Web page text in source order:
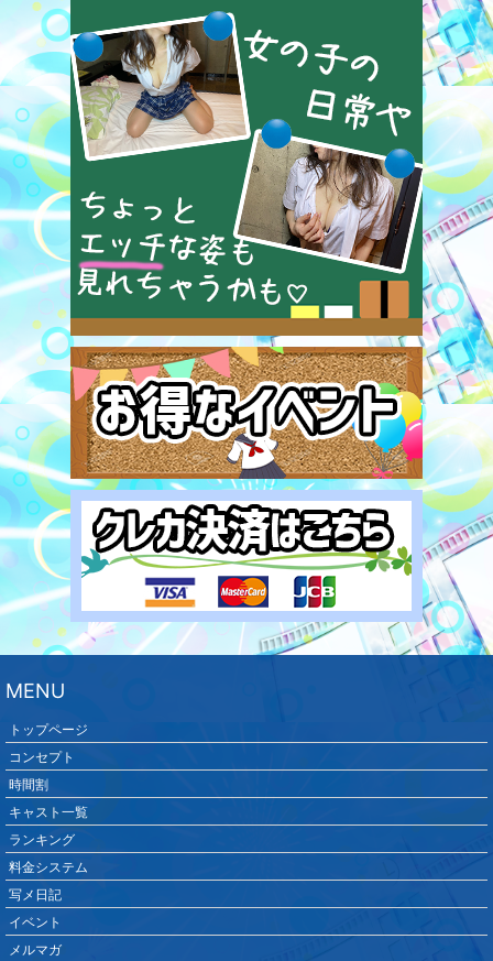
MENU
トップページ
コンセプト
時間割
キャスト一覧
ランキング
料金システム
写メ日記
イベント
メルマガ